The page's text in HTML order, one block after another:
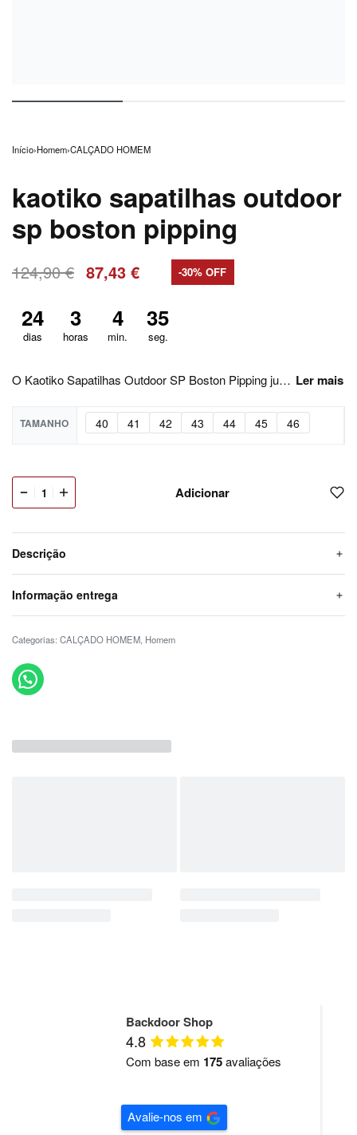
Início›Homem›CALÇADO HOMEM
kaotiko sapatilhas outdoor
sp boston pipping
124,90€ 87,43 € -30% OFF
O Kaotiko Sapatilhas Outdoor SP Boston Pipping junta streetwear de Barcelona, gráficos fortes e conforto para o dia a dia num produto pensado para a rotina real. Sapatilhas com conforto e presença visual para uso diário, entre lifestyle, running heritage e streetwear. Encontra-o na Backdoor Shop e dá mais força ao teu look com uma escolha simples, atual e com personalidade.
TAMANHO 40 41 42 43 44 45 46
Adicionar
Descrição
Informação entrega
Categorias: CALÇADO HOMEM, Homem
Backdoor Shop
4.8
Com base em 175avaliações
Avalie-nos em